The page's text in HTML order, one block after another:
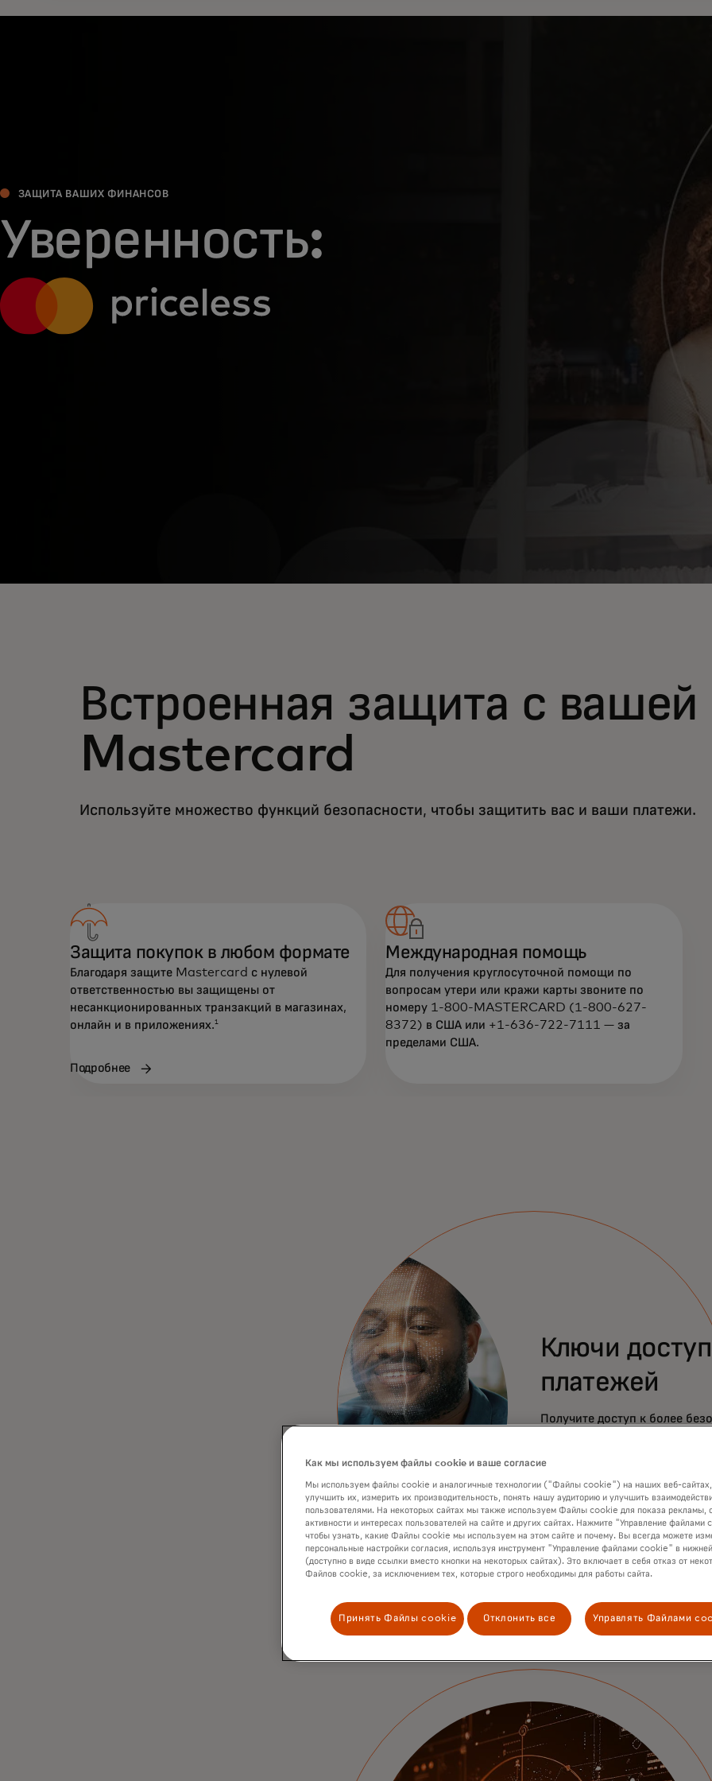
ЗАЩИТА ВАШИХ ФИНАНСОВ
Уверенность:
Встроенная защита с вашей
Mastercard
Используйте множество функций безопасности, чтобы защитить вас и ваши платежи.
Защита покупок в любом формате
Благодаря защите Mastercard с нулевой
ответственностью вы защищены от
несанкционированных транзакций в магазинах,
онлайн и в приложениях.1
Подробнее
Международная помощь
Для получения круглосуточной помощи по
вопросам утери или кражи карты звоните по
номеру 1-800-MASTERCARD (1-800-627-
8372) в США или +1-636-722-7111 — за
пределами США.
Ключи
платежей
Получите доступ к более
Как мы используем файлы cookie и ваше согласие
Мы используем файлы cookie и аналогичные технологии ("Файлы cookie") на наших веб-
улучшить их, измерить их производительность, понять нашу аудиторию и улучшить
пользователями. На некоторых сайтах мы также используем Файлы cookie для показа рекламы,
активности и интересах пользователей на сайте и других сайтах. Нажмите "Управление файлами
чтобы узнать, какие Файлы cookie мы используем на этом сайте и почему. Вы всегда можете
персональные настройки согласия, используя инструмент "Управление файлами cookie" в
(доступно в виде ссылки вместо кнопки на некоторых сайтах). Это включает в себя отказ от
Файлов cookie, за исключением тех, которые строго необходимы для работы сайта.
Принять Файлы cookie Отклонить все Управлять Файлами